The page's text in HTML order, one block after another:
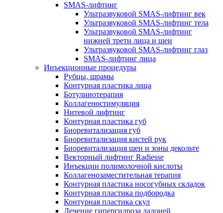
SMAS-лифтинг
Ультразвуковой SMAS-лифтинг век
Ультразвуковой SMAS-лифтинг тела
Ультразвуковой SMAS-лифтинг
нижней трети лица и шеи
Ультразвуковой SMAS-лифтинг глаз
SMAS-лифтинг лица
Инъекционные процедуры
Рубцы, шрамы
Контурная пластика лица
Ботулинотерапия
Коллагеностимуляция
Нитевой лифтинг
Контурная пластика губ
Биоревитализация губ
Биоревитализация кистей рук
Биоревитализация шеи и зоны декольте
Векторный лифтинг Radiesse
Инъекции полимолочной кислоты
Коллагенозаместительная терапия
Контурная пластика носогубных складок
Контурная пластика подбородка
Контурная пластика скул
Лечение гипергидроза ладоней